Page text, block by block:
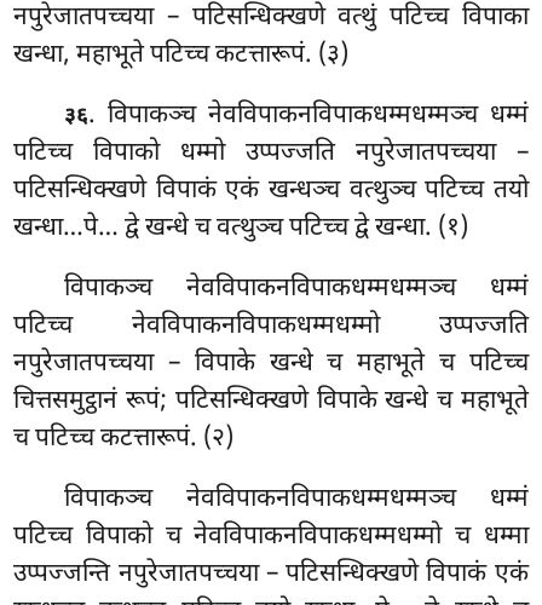
नपुरेजातपच्चया – पटिसन्धिक्खणेवत्थुं पटिच्च विपाका
खन्धा, महाभूते पटिच्च कटत्तारूपं. (३)
३६. विपाकञ्च नेवविपाकनविपाकधम्मधम्मञ्च धम्मं
पटिच्च विपाको धम्मो उप्पज्जति नपुरेजातपच्चया –
पटिसन्धिक्खणे विपाकं एकं खन्धञ्च वत्थुञ्च पटिच्च तयो
खन्धा…पे… द्वे खन्धे च वत्थुञ्च पटिच्च द्वे खन्धा. (१)
विपाकञ्च नेवविपाकनविपाकधम्मधम्मञ्च धम्मं
पटिच्च नेवविपाकनविपाकधम्मधम्मो उप्पज्जति
नपुरेजातपच्चया – विपाके खन्धे च महाभूते च पटिच्च
चित्तसमुट्ठानं रूपं; पटिसन्धिक्खणे विपाके खन्धे च महाभूते
च पटिच्च कटत्तारूपं. (२)
विपाकञ्च नेवविपाकनविपाकधम्मधम्मञ्च धम्मं
पटिच्च विपाको च नेवविपाकनविपाकधम्मधम्मो च धम्मा
उप्पज्जन्ति नपुरेजातपच्चया – पटिसन्धिक्खणे विपाकं एकं